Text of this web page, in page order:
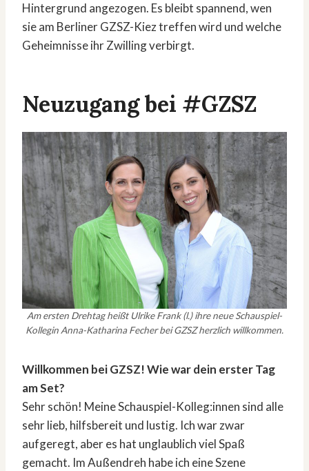
Hintergrund angezogen. Es bleibt spannend, wen
sie am Berliner GZSZ-Kiez treffen wird und welche
Geheimnisse ihr Zwilling verbirgt.
Neuzugang bei #GZSZ
Am ersten Drehtag heißt Ulrike Frank (l.) ihre neue Schauspiel-
Kollegin Anna-Katharina Fecher bei GZSZ herzlich willkommen.
Willkommen bei GZSZ! Wie war dein erster Tag
am Set?
Sehr schön! Meine Schauspiel-Kolleg:innen sind alle
sehr lieb, hilfsbereit und lustig. Ich war zwar
aufgeregt, aber es hat unglaublich viel Spaß
gemacht. Im Außendreh habe ich eine Szene